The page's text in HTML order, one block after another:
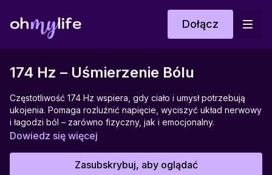
Dołącz
174 Hz – Uśmierzenie Bólu
Częstotliwość 174 Hz wspiera, gdy ciało i umysł potrzebują
ukojenia. Pomaga rozluźnić napięcie, wyciszyć układ nerwowy
i łagodzi ból – zarówno fizyczny, jak i emocjonalny.
Wprowadza miękkość, która daje przestrzeń na odpoczynek i
odpuścić, możesz się zatrzymać, możesz poczuć się
Dowiedz się więcej
Zasubskrybuj, aby oglądać